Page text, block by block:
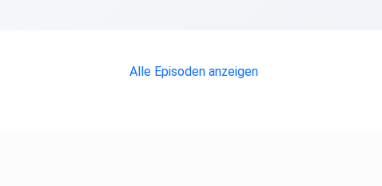
Alle Episoden anzeigen